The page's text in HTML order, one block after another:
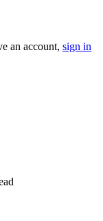
an account, sign in